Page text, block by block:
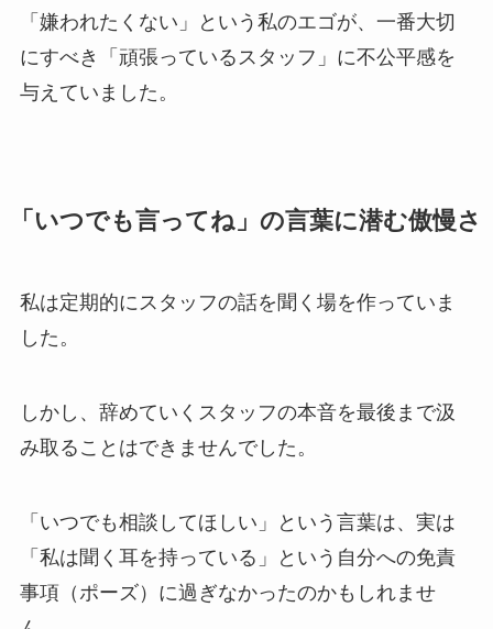
「嫌われたくない」という私のエゴが、一番大切
にすべき「頑張っているスタッフ」に不公平感を
与えていました。
「いつでも言ってね」の言葉に潜む傲慢さ
私は定期的にスタッフの話を聞く場を作っていま
した。
しかし、辞めていくスタッフの本音を最後まで汲
み取ることはできませんでした。
「いつでも相談してほしい」という言葉は、実は
「私は聞く耳を持っている」という自分への免責
事項（ポーズ）に過ぎなかったのかもしれませ